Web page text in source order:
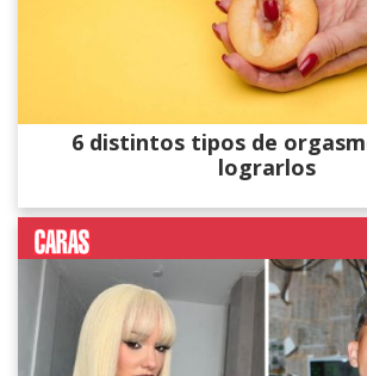
6 distintos tipos de
lograrlos